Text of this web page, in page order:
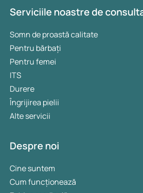
Serviciile noastre de
Somn de proastă calitate
Pentru bărbați
Pentru femei
ITS
Durere
Îngrijirea pielii
Alte servicii
Despre noi
Cine suntem
Cum funcționează